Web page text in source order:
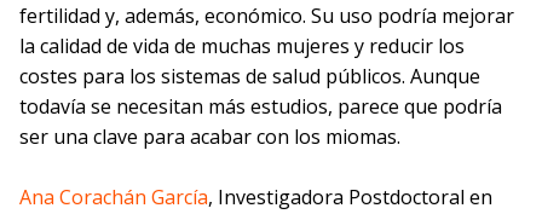
fertilidad y, además, económico. Su uso podría mejorar
la calidad de vida de muchas mujeres y reducir los
costes para los sistemas de salud públicos. Aunque
todavía se necesitan más estudios, parece que podría
ser una clave para acabar con los miomas.
Ana Corachán García, Investigadora Postdoctoral en